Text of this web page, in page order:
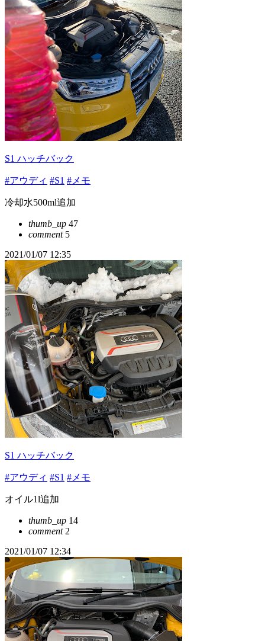
S1 ハッチバック
#アウディ #S1 #メモ
冷却水500ml追加
thumb_up 47
comment5
2021/01/07 12:35
S1 ハッチバック
#アウディ #S1 #メモ
オイル1l追加
thumb_up 14
comment2
2021/01/07 12:34